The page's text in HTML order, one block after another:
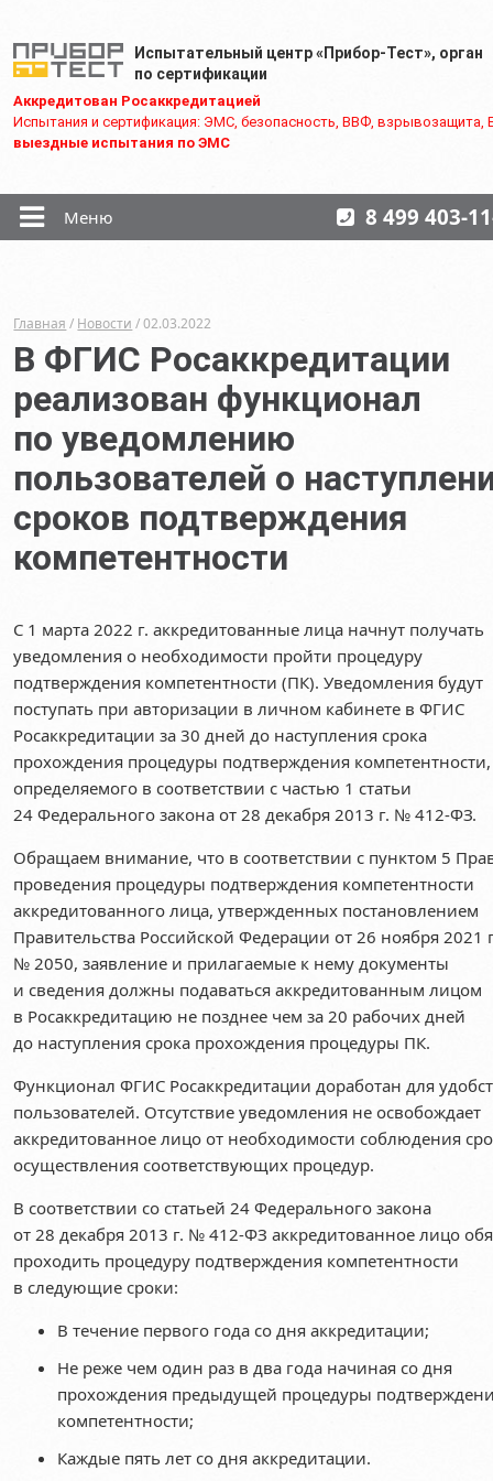
Испытательный центр «Прибор-Тест», орган
по сертификации
Аккредитован Росаккредитацией
Испытания и сертификация: ЭМС, безопасность, ВВФ, взрывозащита,
выездные испытания по ЭМС
Меню 8 499 403-
Главная / Новости / 02.03.2022
В ФГИС Росаккредитации
реализован функционал
по уведомлению
пользователей о
сроков подтверждения
компетентности
С 1 марта 2022 г. аккредитованные лица начнут получать
уведомления о необходимости пройти процедуру
подтверждения компетентности (ПК). Уведомления будут
поступать при авторизации в личном кабинете в ФГИС
Росаккредитации за 30 дней до наступления срока
прохождения процедуры подтверждения компетентности,
определяемого в соответствии с частью 1 статьи
24 Федерального закона от 28 декабря 2013 г. № 412-ФЗ.
Обращаем внимание, что в соответствии с пунктом 5
проведения процедуры подтверждения компетентности
аккредитованного лица, утвержденных постановлением
Правительства Российской Федерации от 26 ноября 2021
№ 2050, заявление и прилагаемые к нему документы
и сведения должны подаваться аккредитованным лицом
в Росаккредитацию не позднее чем за 20 рабочих дней
до наступления срока прохождения процедуры ПК.
Функционал ФГИС Росаккредитации доработан для
пользователей. Отсутствие уведомления не освобождает
аккредитованное лицо от необходимости соблюдения
осуществления соответствующих процедур.
В соответствии со статьей 24 Федерального закона
от 28 декабря 2013 г. № 412-ФЗ аккредитованное лицо
проходить процедуру подтверждения компетентности
в следующие сроки:
В течение первого года со дня аккредитации;
Не реже чем один раз в два года начиная со дня
прохождения предыдущей процедуры
компетентности;
Каждые пять лет со дня аккредитации.